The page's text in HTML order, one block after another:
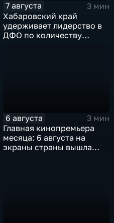
7 августа
3 мин
Хабаровский край
удерживает лидерство в
ДФО по количеству
6 августа
3 мин
Главная кинопремьера
месяца: 6 августа на
экраны страны вышла